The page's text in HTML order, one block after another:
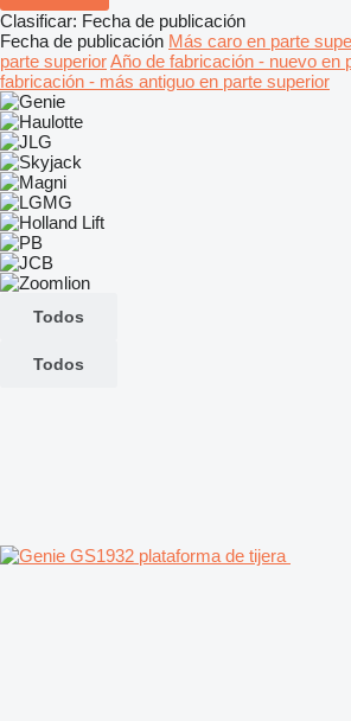
Clasificar: Fecha de publicación
Fecha de publicación Más caro en parte
parte superiorAño de fabricación - nuevo en
fabricación - más antiguo en parte superior
Todos
Todos